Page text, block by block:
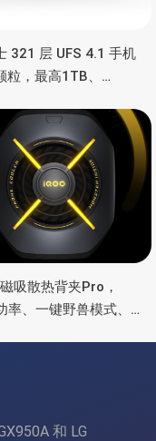
321 层 UFS 4.1 手机
粒，最高1TB、
吸散热背夹Pro，
率、一键野兽模式、
和 LG